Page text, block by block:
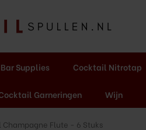
Bar Supplies Cocktail Nitrotap
Garneringen Wijn
Champagne Flute - 6 Stuks